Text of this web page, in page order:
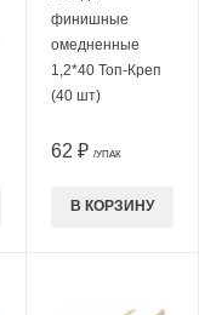
финишные
омедненные
1,2*40 Топ-Креп
(40 шт)
62 ₽ /УПАК
В КОРЗИНУ